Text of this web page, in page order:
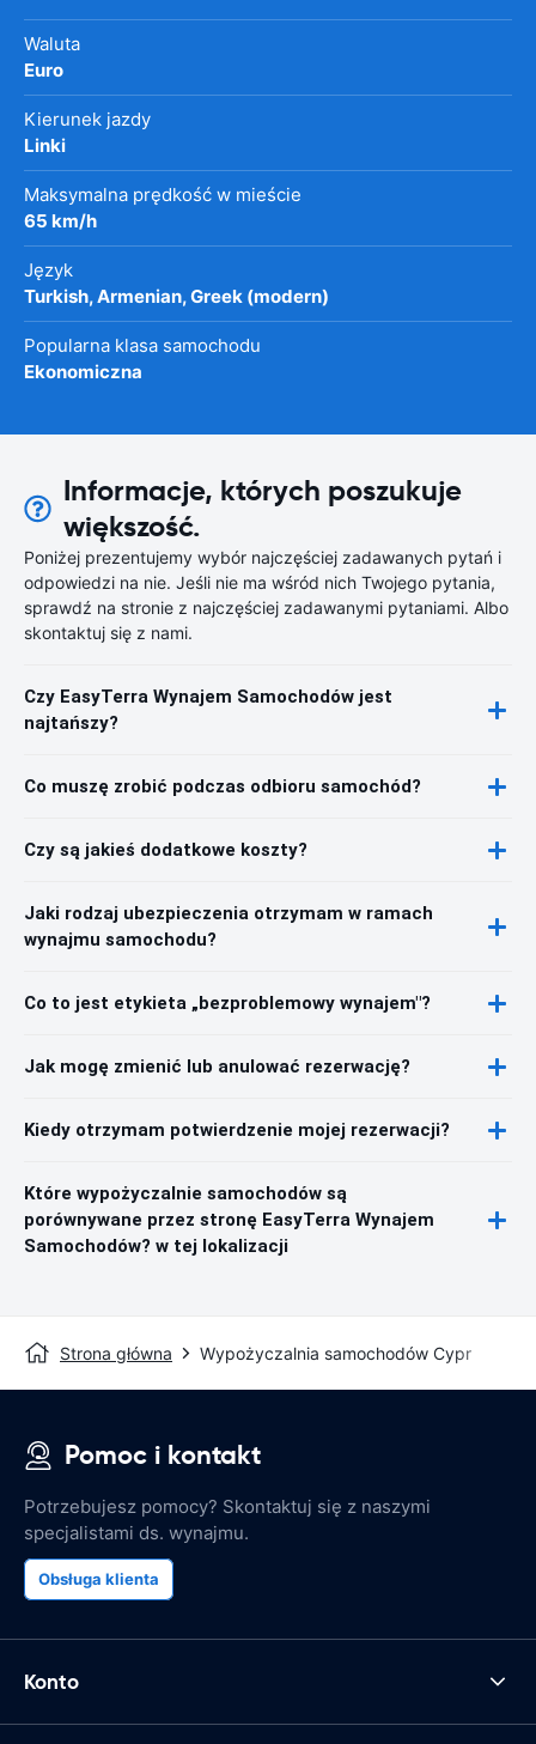
Waluta
Euro
Kierunek jazdy
Linki
Maksymalna prędkość w mieście
65 km/h
Język
Turkish, Armenian, Greek (modern)
Popularna klasa samochodu
Ekonomiczna
Informacje, których poszukuje
większość.
Poniżej prezentujemy wybór najczęściej zadawanych pytań i
odpowiedzi na nie. Jeśli nie ma wśród nich Twojego pytania,
sprawdź na stronie z najczęściej zadawanymi pytaniami. Albo
skontaktuj się z nami.
Czy EasyTerra Wynajem Samochodów jest
najtańszy?
Co muszę zrobić podczas odbioru samochód?
Czy są jakieś dodatkowe koszty?
Jaki rodzaj ubezpieczenia otrzymam w ramach
wynajmu samochodu?
Co to jest etykieta „bezproblemowy wynajem"?
Jak mogę zmienić lub anulować rezerwację?
Kiedy otrzymam potwierdzenie mojej rezerwacji?
Które wypożyczalnie samochodów są
porównywane przez stronę EasyTerra Wynajem
Samochodów? w tej lokalizacji
Strona główna Wypożyczalnia samochodów Cypr
Pomoc i kontakt
Potrzebujesz pomocy? Skontaktuj się z naszymi
specjalistami ds. wynajmu.
Obsługa klienta
Konto